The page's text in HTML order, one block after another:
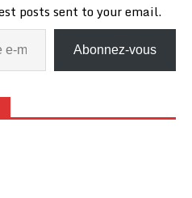
posts sent to your email.
Abonnez-vous